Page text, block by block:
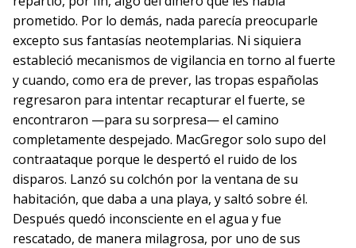
prometido. Por lo demás, nada parecía preocuparle
excepto sus fantasías neotemplarias. Ni siquiera
estableció mecanismos de vigilancia en torno al fuerte
y cuando, como era de prever, las tropas españolas
regresaron para intentar recapturar el fuerte, se
encontraron —para su sorpresa— el camino
completamente despejado. MacGregor solo supo del
contraataque porque le despertó el ruido de los
disparos. Lanzó su colchón por la ventana de su
habitación, que daba a una playa, y saltó sobre él.
Después quedó inconsciente en el agua y fue
rescatado, de manera milagrosa, por uno de sus